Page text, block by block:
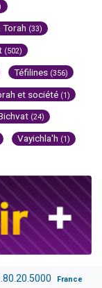
Torah (33)
(502)
Téfilines (356)
et société (1)
(24)
Vayichla'h (1)
France